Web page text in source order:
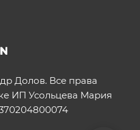
Долов. Все права
ИП Усольцева Мария